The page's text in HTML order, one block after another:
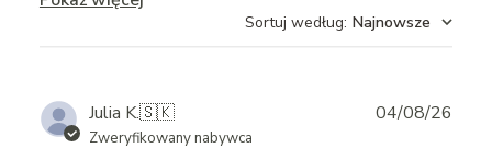
Sortuj według: Najnowsze
Julia K.🇸🇰
Zweryfikowany nabywca
04/08/26